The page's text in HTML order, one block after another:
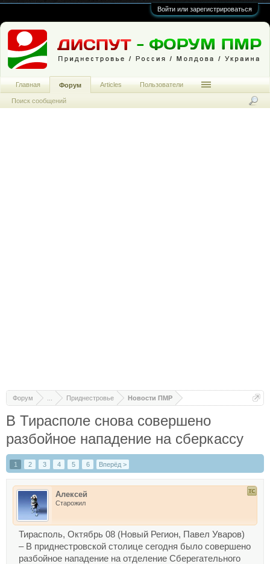
Войти или зарегистрироваться
Форум Приднестровье Новости ПМР
В Тирасполе снова совершено
разбойное нападение на сберкассу
1 2 3 4 5 6 Вперёд >
Алексей
Старожил
Тирасполь, Октябрь 08 (Новый Регион, Павел Уваров)
– В приднестровской столице сегодня было совершено
разбойное нападение на отделение Сберегательного
Главная Форум
Поиск сообщений
Articles Пользователи